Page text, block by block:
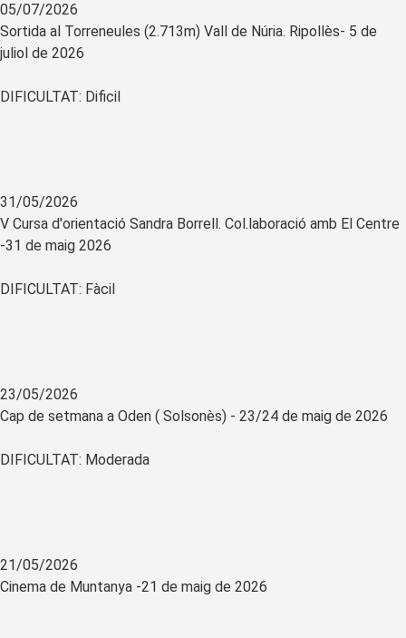
05/07/2026
Sortida al Torreneules (2.713m) Vall de Núria. Ripollès- 5 de
juliol de 2026
DIFICULTAT: Dificil
31/05/2026
V Cursa d'orientació Sandra Borrell. Col.laboració amb El Centre
-31 de maig 2026
DIFICULTAT: Fàcil
23/05/2026
Cap de setmana a Oden ( Solsonès) - 23/24 de maig de 2026
DIFICULTAT: Moderada
21/05/2026
Cinema de Muntanya -21 de maig de 2026